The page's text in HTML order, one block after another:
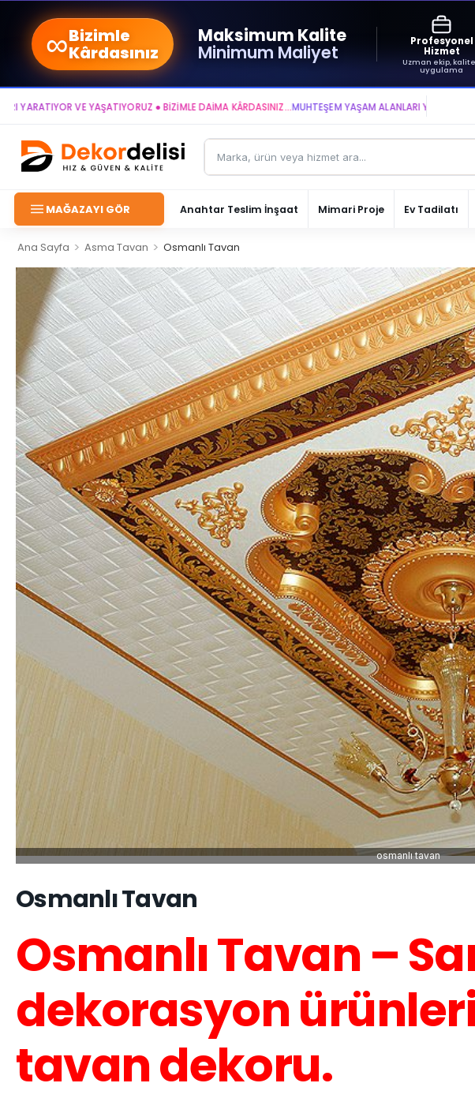
∞Bizimle
Kârdasınız
Maksimum Kalite
Minimum Maliyet
Profesyonel
Hizmet
Uzman ekip,
uygulama
VE YAŞATIYORUZ ● BİZİMLE DAİMA KÂRDASINIZ...MUHTEŞEM YAŞAM ALANLARI YARATIYOR VE
MAĞAZAYI GÖR Anahtar Teslim İnşaat Mimari Proje Ev Tadilatı
Ana Sayfa > Asma Tavan > Osmanlı Tavan
osmanlı tavan
Osmanlı Tavan
Osmanlı Tavan –
dekorasyon
tavan dekoru.